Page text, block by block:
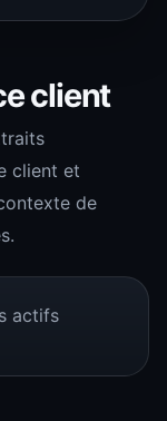
client
client et
de
actifs